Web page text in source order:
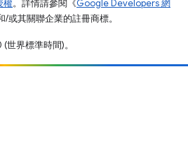
權。詳情請參閱《Google Developers 網
或其關聯企業的註冊商標。
界標準時間)。